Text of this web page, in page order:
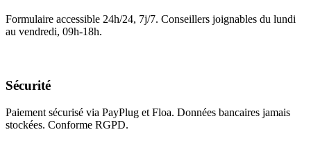
Formulaire accessible 24h/24, 7j/7. Conseillers joignables du lundi
au vendredi, 09h-18h.
Sécurité
Paiement sécurisé via PayPlug et Floa. Données bancaires jamais
stockées. Conforme RGPD.